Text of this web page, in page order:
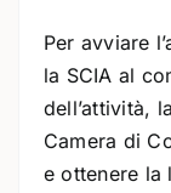
Per avviare
la SCIA al
dell’attività,
Camera di
e ottenere la